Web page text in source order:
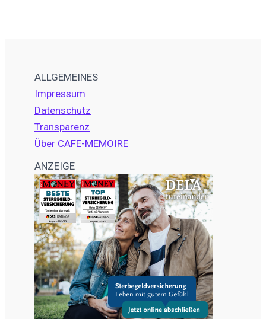
ALLGEMEINES
Impressum
Datenschutz
Transparenz
Über CAFE-MEMOIRE
ANZEIGE